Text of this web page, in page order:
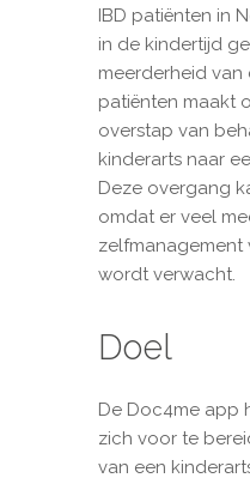
IBD patiënten in
in de kindertijd
meerderheid
patiënten maakt
overstap van
kinderarts naar
Deze overgang
omdat er veel
zelfmanagement
wordt verwacht.
Doel
De Doc4me app
zich voor te
van een